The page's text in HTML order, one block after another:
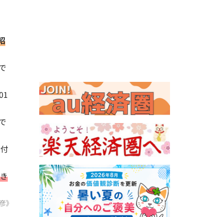
》